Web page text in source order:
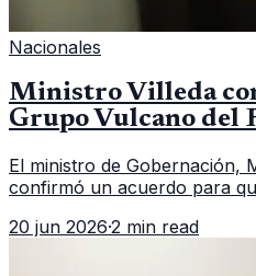
Nacionales
Ministro Villeda
Grupo Vulcano del
El ministro de Gobernación,
confirmó un acuerdo para
fallido con la administración
20 jun 2026·2 min read